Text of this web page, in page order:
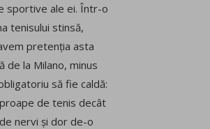
sportive ale ei. Într-o
tenisului stinsă,
pretenția asta
de la Milano, minus
să fie caldă:
de tenis decât
nervi și dor de-o